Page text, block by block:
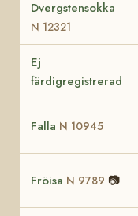
Dvergstensokka
N 12321
Ej
färdigregistrerad
Falla N 10945
Fröisa N 9789 📷